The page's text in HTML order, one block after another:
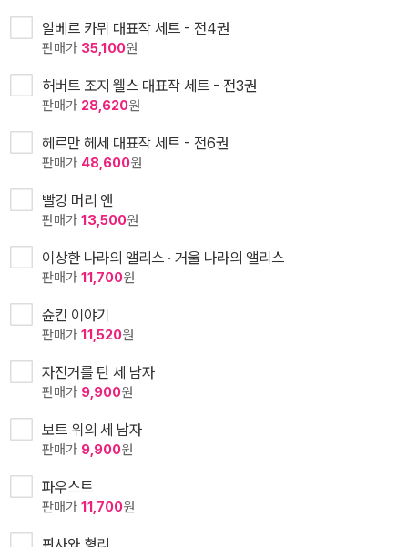
알베르 카뮈 대표작 세트 - 전4권
판매가 35,100원
허버트 조지 웰스 대표작 세트 - 전3권
판매가 28,620원
헤르만 헤세 대표작 세트 - 전6권
판매가 48,600원
빨강 머리 앤
판매가 13,500원
이상한 나라의 앨리스 · 거울 나라의 앨리스
판매가 11,700원
슌킨 이야기
판매가 11,520원
자전거를 탄 세 남자
판매가 9,900원
보트 위의 세 남자
판매가 9,900원
파우스트
판매가 11,700원